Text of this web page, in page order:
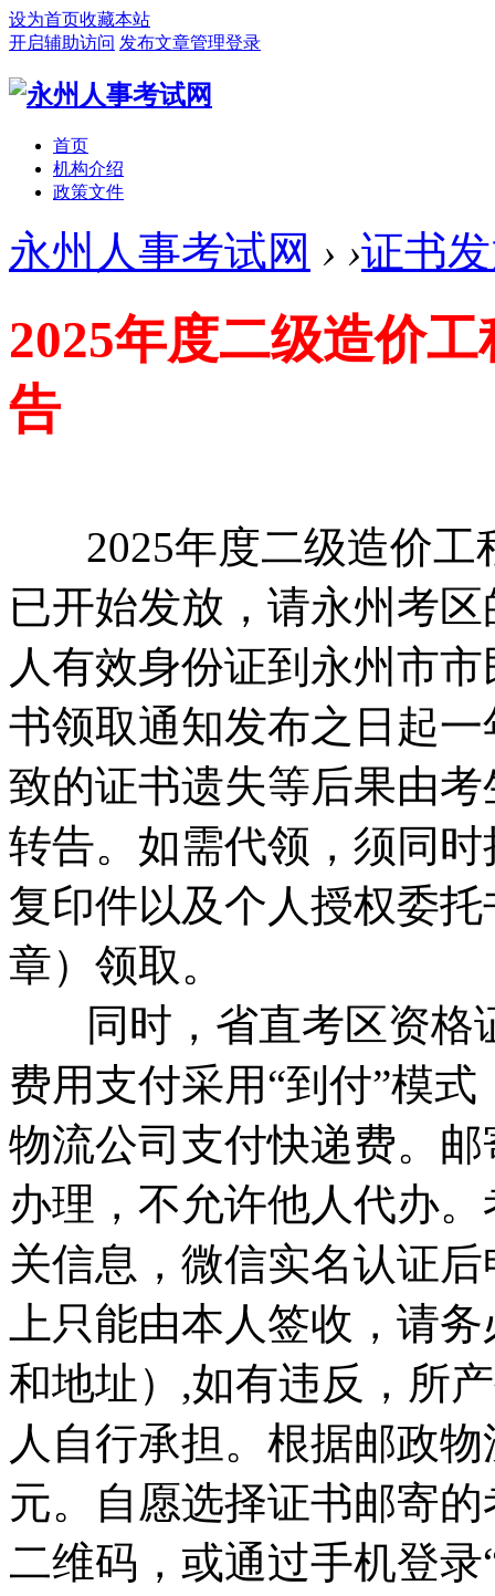
设为首页收藏本站
开启辅助访问 发布文章管理登录
首页
机构介绍
政策文件
永州人事考试网 › ›证书
2025年度二级造价
告
2025年度二级造价工
已开始发放，请永州考
人有效身份证到永州市
书领取通知发布之日起
致的证书遗失等后果由
转告。如需代领，须同
复印件以及个人授权委
章）领取。
同时，省直考区资格
费用支付采用“到付”模
物流公司支付快递费。
办理，不允许他人代办
关信息，微信实名认证
上只能由本人签收，请
和地址）,如有违反，所
人自行承担。根据邮政
元。自愿选择证书邮寄
二维码，或通过手机登